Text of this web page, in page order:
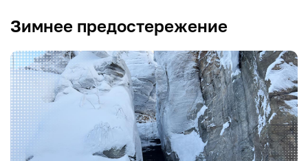
Зимнее предостережение